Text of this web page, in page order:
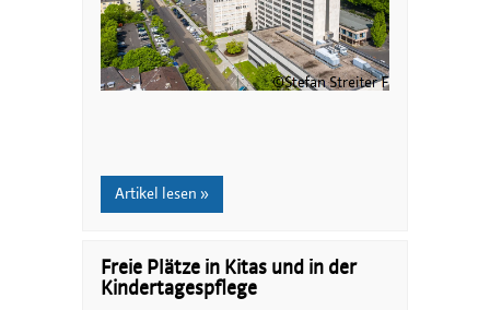
Artikel lesen »
Freie Plätze in Kitas und in der
Kindertagespflege